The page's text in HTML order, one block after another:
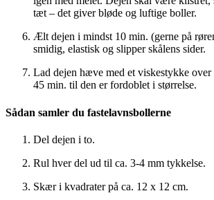
tæt – det giver bløde og luftige boller.
Ælt dejen i mindst 10 min. (gerne på
smidig, elastisk og slipper skålens sider.
Lad dejen hæve med et viskestykke over
45 min. til den er fordoblet i størrelse.
Sådan samler du fastelavnsbollerne
Del dejen i to.
Rul hver del ud til ca. 3-4 mm tykkelse.
Skær i kvadrater på ca. 12 x 12 cm.